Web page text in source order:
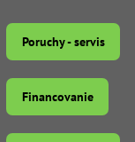
Poruchy - servis
Financovanie